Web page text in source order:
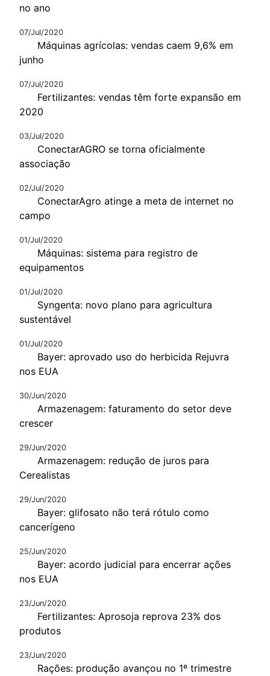
no ano
07/Jul/2020
Máquinas agrícolas: vendas caem 9,6% em
junho
07/Jul/2020
Fertilizantes: vendas têm forte expansão em
2020
03/Jul/2020
ConectarAGRO se torna oficialmente
associação
02/Jul/2020
ConectarAgro atinge a meta de internet no
campo
01/Jul/2020
Máquinas: sistema para registro de
equipamentos
01/Jul/2020
Syngenta: novo plano para agricultura
sustentável
01/Jul/2020
Bayer: aprovado uso do herbicida Rejuvra
nos EUA
30/Jun/2020
Armazenagem: faturamento do setor deve
crescer
29/Jun/2020
Armazenagem: redução de juros para
Cerealistas
29/Jun/2020
Bayer: glifosato não terá rótulo como
cancerígeno
25/Jun/2020
Bayer: acordo judicial para encerrar ações
nos EUA
23/Jun/2020
Fertilizantes: Aprosoja reprova 23% dos
produtos
23/Jun/2020
Rações: produção avançou no 1º trimestre